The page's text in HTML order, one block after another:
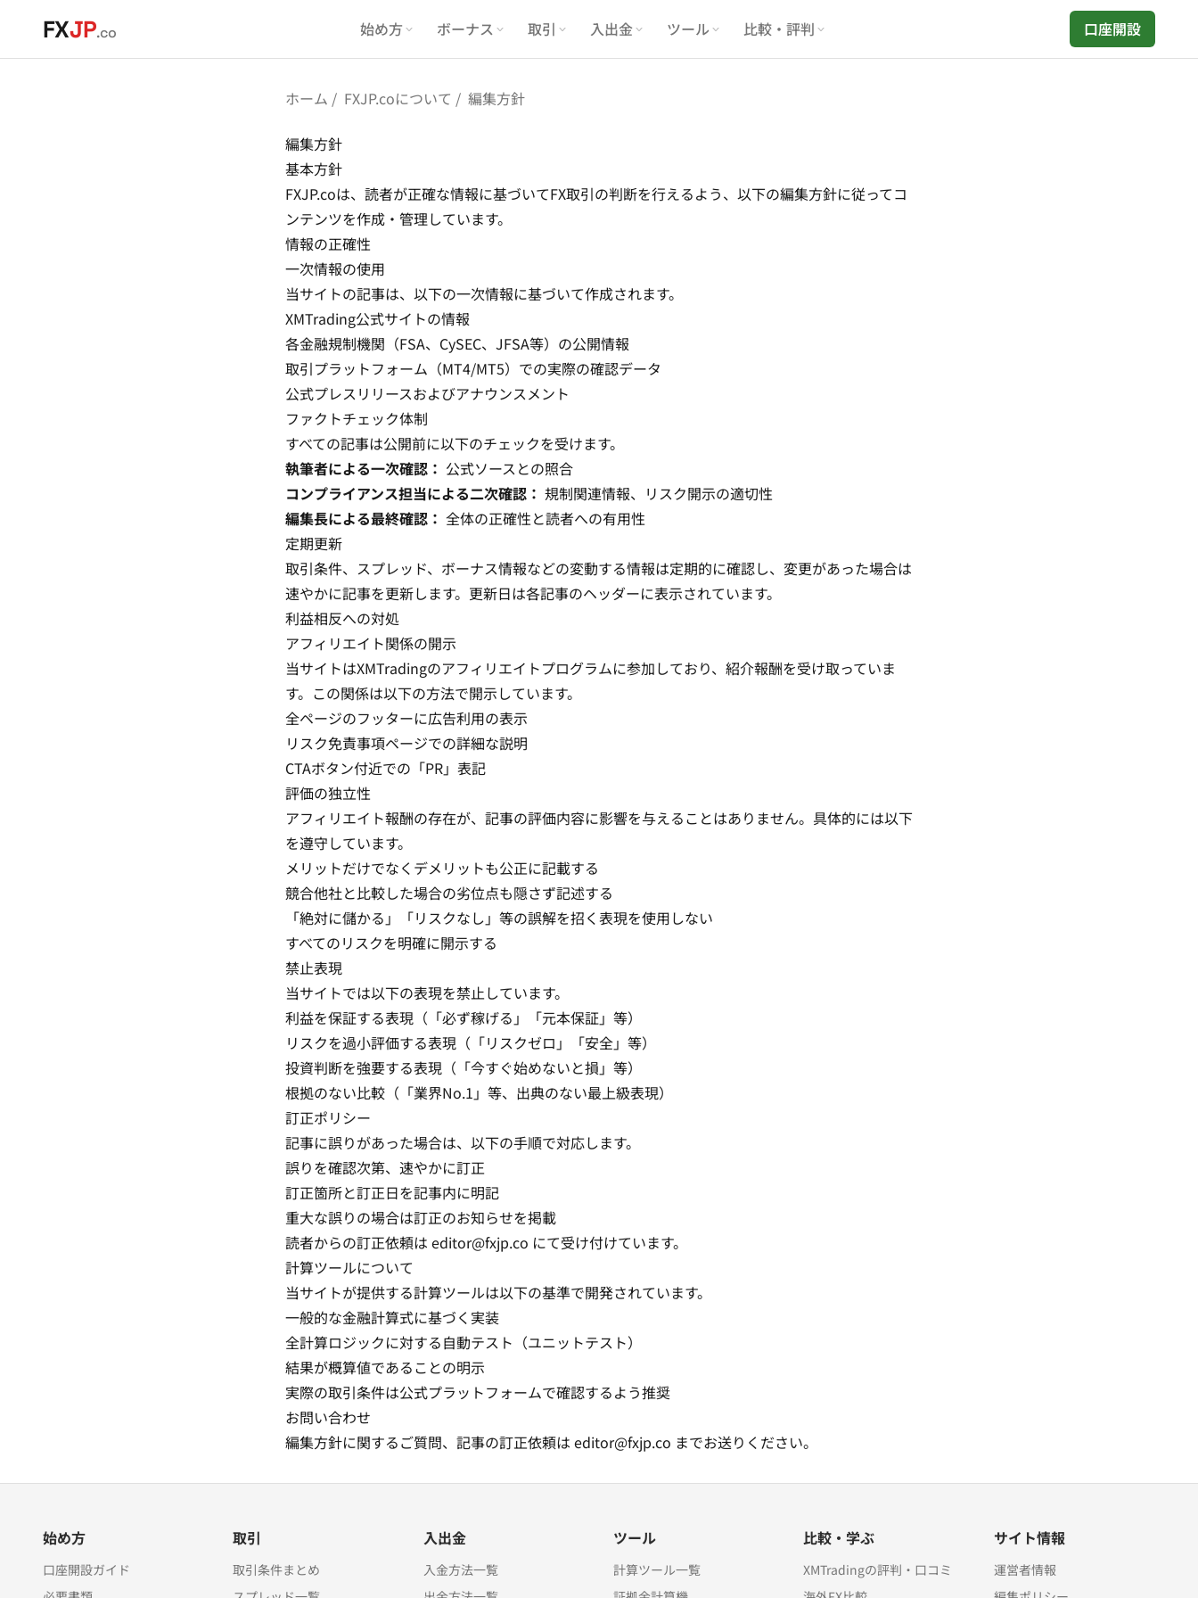
FXJP.co 始め方 ボーナス 取引 入出金 ツール 比較・評判 口座開設
ホーム FXJP.coについて 編集方針
編集方針
基本方針
FXJP.coは、読者が正確な情報に基づいてFX取引の判断を行えるよう、以下の編集方針に従ってコ
ンテンツを作成・管理しています。
情報の正確性
一次情報の使用
当サイトの記事は、以下の一次情報に基づいて作成されます。
XMTrading公式サイトの情報
各金融規制機関（FSA、CySEC、JFSA等）の公開情報
取引プラットフォーム（MT4/MT5）での実際の確認データ
公式プレスリリースおよびアナウンスメント
ファクトチェック体制
すべての記事は公開前に以下のチェックを受けます。
執筆者による一次確認： 公式ソースとの照合
コンプライアンス担当による二次確認： 規制関連情報、リスク開示の適切性
編集長による最終確認： 全体の正確性と読者への有用性
定期更新
取引条件、スプレッド、ボーナス情報などの変動する情報は定期的に確認し、変更があった場合は
速やかに記事を更新します。更新日は各記事のヘッダーに表示されています。
利益相反への対処
アフィリエイト関係の開示
当サイトはXMTradingのアフィリエイトプログラムに参加しており、紹介報酬を受け取っていま
す。この関係は以下の方法で開示しています。
全ページのフッターに広告利用の表示
リスク免責事項ページでの詳細な説明
CTAボタン付近での「PR」表記
評価の独立性
アフィリエイト報酬の存在が、記事の評価内容に影響を与えることはありません。具体的には以下
を遵守しています。
メリットだけでなくデメリットも公正に記載する
競合他社と比較した場合の劣位点も隠さず記述する
「絶対に儲かる」「リスクなし」等の誤解を招く表現を使用しない
すべてのリスクを明確に開示する
禁止表現
当サイトでは以下の表現を禁止しています。
利益を保証する表現（「必ず稼げる」「元本保証」等）
リスクを過小評価する表現（「リスクゼロ」「安全」等）
投資判断を強要する表現（「今すぐ始めないと損」等）
根拠のない比較（「業界No.1」等、出典のない最上級表現）
訂正ポリシー
記事に誤りがあった場合は、以下の手順で対応します。
誤りを確認次第、速やかに訂正
訂正箇所と訂正日を記事内に明記
重大な誤りの場合は訂正のお知らせを掲載
読者からの訂正依頼は editor@fxjp.co にて受け付けています。
計算ツールについて
当サイトが提供する計算ツールは以下の基準で開発されています。
一般的な金融計算式に基づく実装
全計算ロジックに対する自動テスト（ユニットテスト）
結果が概算値であることの明示
実際の取引条件は公式プラットフォームで確認するよう推奨
お問い合わせ
編集方針に関するご質問、記事の訂正依頼は editor@fxjp.co までお送りください。
始め方
口座開設ガイド
取引
取引条件まとめ
入出金
入金方法一覧
ツール
計算ツール一覧
比較・学ぶ
XMTradingの評判・口コミ
サイト情報
運営者情報